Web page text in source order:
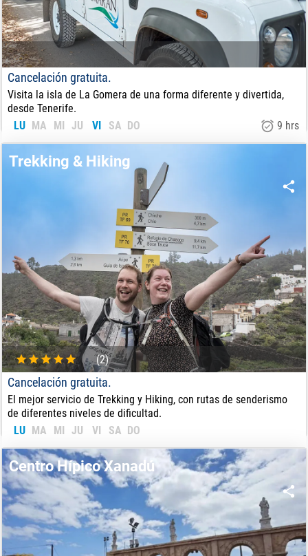
Cancelación gratuita.
Visita la isla de La Gomera de una forma diferente y divertida,
desde Tenerife.
LU MA MI JU VI SA DO 9 hrs
(2)
Trekking & Hiking
Cancelación gratuita.
El mejor servicio de Trekking y Hiking, con rutas de senderismo
de diferentes niveles de dificultad.
LU MA MI JU VI SA DO
DE:59 €
Centro Hípico Xanadú